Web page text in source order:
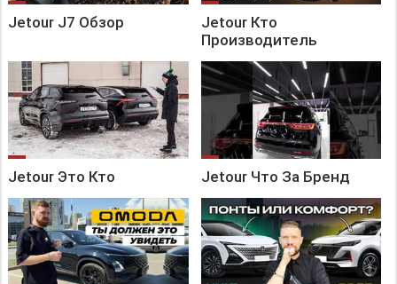
Jetour J7 Обзор
Jetour Кто
Производитель
Jetour Это Кто Jetour Что За Бренд